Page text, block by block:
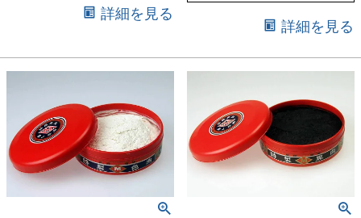
詳細を見る
詳細を見る